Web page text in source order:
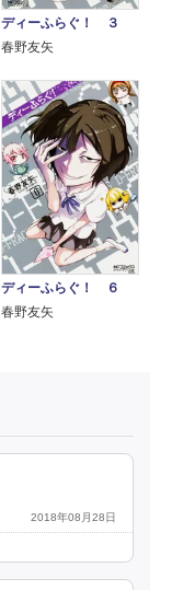
ディーふらぐ！ ３
春野友矢
ディーふらぐ！ ６
春野友矢
2018年08月28日